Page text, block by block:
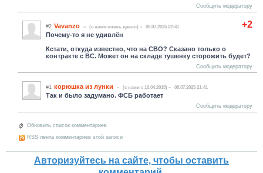
Сообщить модератору
+2
#2 Vavanzo (c нами очень давно) 08.07.2025 22:41
Почему-то я не удивлён
Кстати, откуда известно, что на СВО? Сказано только о
контракте с ВС. Может он на складе тушенку сторожить будет?
Сообщить модератору
#1 корюшка из лунки (c нами с 10.04.2015) 08.07.2025 21:41
Так и было задумано. ФСБ работает
Сообщить модератору
Обновить список комментариев
RSS лента комментариев этой записи
Авторизуйтесь на сайте, чтобы оставить